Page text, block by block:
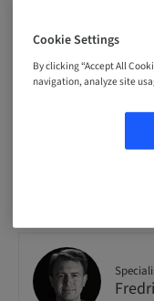
Speaker(s)
Cookie Settings
By clicking “Accept All
navigation, analyze site